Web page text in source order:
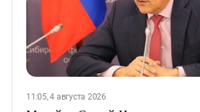
11:05, 4 августа 2026